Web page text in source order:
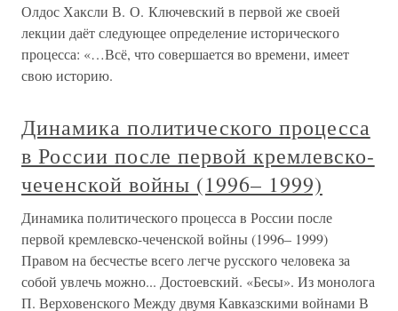
Олдос Хаксли В. О. Ключевский в первой же своей
лекции даёт следующее определение исторического
процесса: «…Всё, что совершается во времени, имеет
свою историю.
Динамика политического процесса
в России после первой кремлевско-
чеченской войны (1996– 1999)
Динамика политического процесса в России после
первой кремлевско-чеченской войны (1996– 1999)
Правом на бесчестье всего легче русского человека за
собой увлечь можно... Достоевский. «Бесы». Из монолога
П. Верховенского Между двумя Кавказскими войнами В